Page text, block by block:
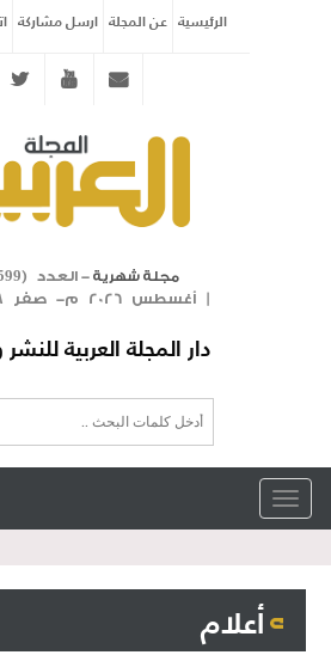
الرئيسية عن المجلة ارسل مشاركة
Twitter youtube
مجلة شهرية- العدد ( 599
)
| أغسطس 2026 م- صفر 1448 هـ
دار المجلة العربية للنشر
Toggle
navigation
أعلام